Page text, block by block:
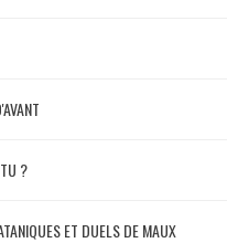
?
ET DUELS DE MAUX